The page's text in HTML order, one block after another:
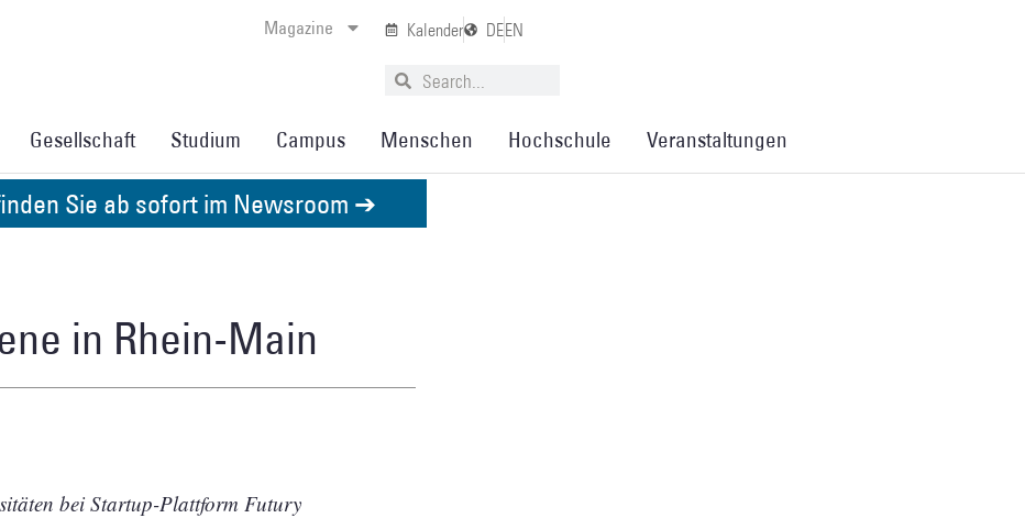
Magazine Kalender DEEN
Gesellschaft Studium Campus Menschen Hochschule Veranstaltungen
Sie ab sofort im Newsroom ➔
in Rhein-Main
bei Startup-Plattform Futury